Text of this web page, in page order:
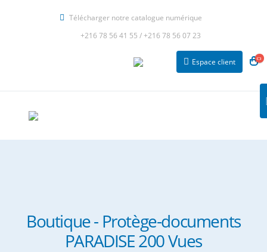
Télécharger notre catalogue numérique
+216 78 56 41 55 /+216 78 56 07 23
Espace client
Boutique - Protège-documents
PARADISE 200 Vues